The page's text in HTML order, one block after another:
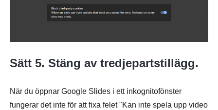
Sätt 5. Stäng av tredjepartstillägg.
När du öppnar Google Slides i ett inkognitofönster
fungerar det inte för att fixa felet "Kan inte spela upp video